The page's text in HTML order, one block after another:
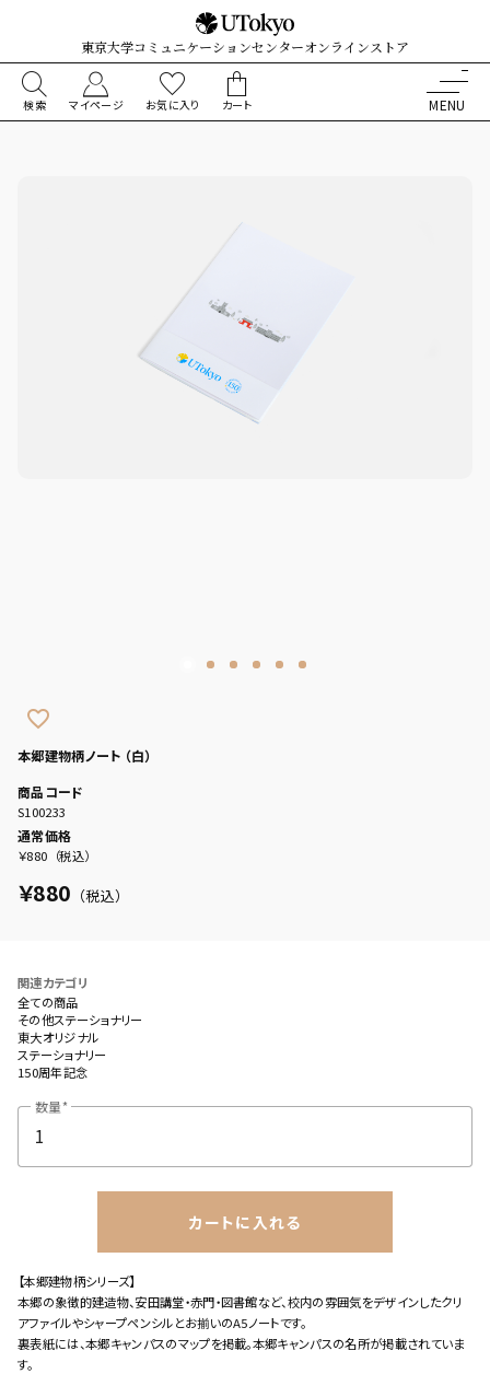
東京大学コミュニケーションセンターオンラインストア
検索 マイページ お気に入り カート
favorite_border
本郷建物柄ノート （白）
商品コード
S100233
通常価格
￥880 （税込）
￥880 （税込）
関連カテゴリ
全ての商品
その他ステーショナリー
東大オリジナル
ステーショナリー
150周年記念
数量
カートに入れる
カートに追加しました。
カートへ進む
【本郷建物柄シリーズ】
本郷の象徴的建造物、安田講堂・赤門・図書館など、校内の雰囲気をデザインしたクリ
アファイルやシャープペンシルとお揃いのA5ノートです。
裏表紙には、本郷キャンパスのマップを掲載。本郷キャンパスの名所が掲載されていま
す。